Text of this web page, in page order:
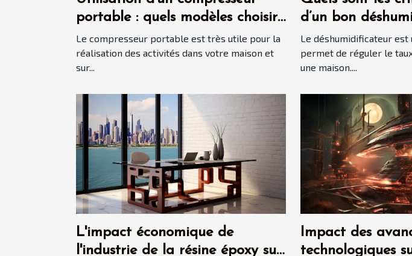
portable : quels modèles choisir
en 2021 ?
Le compresseur portable est très utile pour la
réalisation des activités dans votre maison et
sur...
d’un bon
Le déshumidificateur est
permet de réguler le
une maison....
L'impact économique de
l'industrie de la résine époxy sur
Impact des
technologiques